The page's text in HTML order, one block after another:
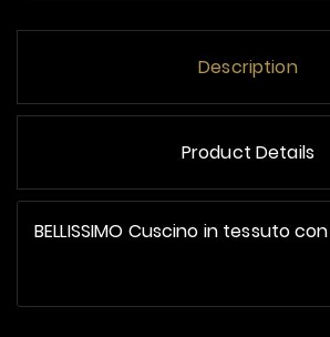
Description
Product Details
BELLISSIMO Cuscino in tessuto